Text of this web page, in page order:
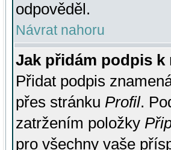
odpověděl.
Návrat nahoru
Jak přidám podpis k
Přidat podpis
přes stránku Profil.
zatržením položky
pro všechny vaše